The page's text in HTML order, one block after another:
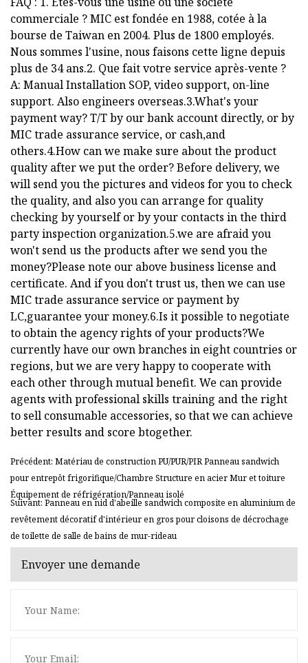
commerciale ? MIC est fondée en 1988, cotée à la
bourse de Taiwan en 2004. Plus de 1800 employés.
Nous sommes l'usine, nous faisons cette ligne depuis
plus de 34 ans.2. Que fait votre service après-vente ?
A: Manual Installation SOP, video support, on-line
support. Also engineers overseas.3.What's your
payment way? T/T by our bank account directly, or by
MIC trade assurance service, or cash,and
others.4.How can we make sure about the product
quality after we put the order? Before delivery, we
will send you the pictures and videos for you to check
the quality, and also you can arrange for quality
checking by yourself or by your contacts in the third
party inspection organization.5.we are afraid you
won't send us the products after we send you the
money?Please note our above business license and
certificate. And if you don't trust us, then we can use
MIC trade assurance service or payment by
LC,guarantee your money.6.Is it possible to negotiate
to obtain the agency rights of your products?We
currently have our own branches in eight countries or
regions, but we are very happy to cooperate with
each other through mutual benefit. We can provide
agents with professional skills training and the right
to sell consumable accessories, so that we can achieve
better results and score btogether.
Précédent: Matériau de construction PU/PUR/PIR Panneau sandwich
pour entrepôt frigorifique/Chambre Structure en acier Mur et toiture
Équipement de réfrigération/Panneau isolé
Suivant: Panneau en nid d'abeille sandwich composite en aluminium de
revêtement décoratif d'intérieur en gros pour cloisons de décrochage
de toilette de salle de bains de mur-rideau
Envoyer une demande